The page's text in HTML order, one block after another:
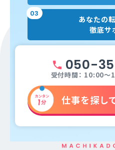
03
あなたの
徹底サ
050-
受付時間： 10:00～
仕事を探し